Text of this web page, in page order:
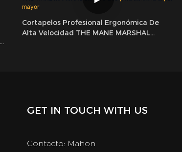
Cortapelos Profesional Ergonómica De
Alta Velocidad THE MANE MARSHAL
GET IN TOUCH WITH US
Contacto: Mahon